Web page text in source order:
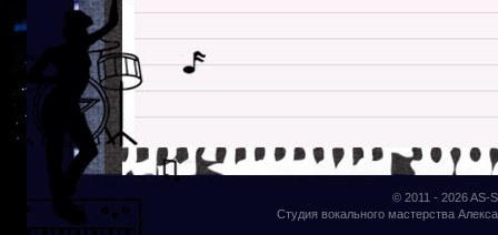
© 2011 - 2026AS-
Студия вокального мастерства